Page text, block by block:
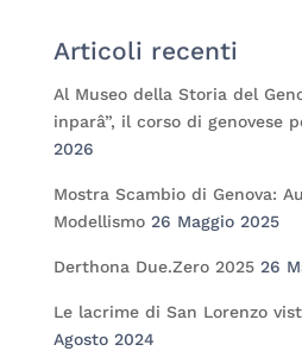
Articoli recenti
Al Museo della Storia del
inparâ”, il corso di genovese
2026
Mostra Scambio di Genova:
Modellismo 26 Maggio 2025
Derthona Due.Zero 2025 26
Le lacrime di San Lorenzo
Agosto 2024